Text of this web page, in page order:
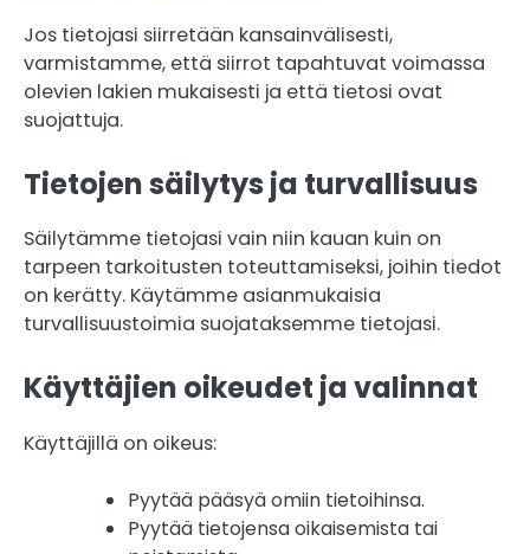
Jos tietojasi siirretään kansainvälisesti,
varmistamme, että siirrot tapahtuvat voimassa
olevien lakien mukaisesti ja että tietosi ovat
suojattuja.
Tietojen säilytys ja turvallisuus
Säilytämme tietojasi vain niin kauan kuin on
tarpeen tarkoitusten toteuttamiseksi, joihin tiedot
on kerätty. Käytämme asianmukaisia
turvallisuustoimia suojataksemme tietojasi.
Käyttäjien oikeudet ja valinnat
Käyttäjillä on oikeus:
Pyytää pääsyä omiin tietoihinsa.
Pyytää tietojensa oikaisemista tai